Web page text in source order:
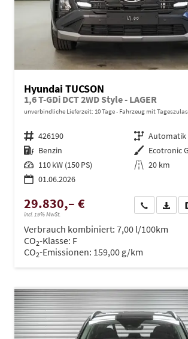
Hyundai TUCSON
1,6 T-GDi DCT 2WD Style - LAGER
unverbindliche Lieferzeit: 10 Tage Fahrzeug mit
Fahrzeugnr. 426190 Getriebe Automatik
Kraftstoff Benzin Außenfarbe Ecotronic
Leistung 110 kW (150 PS) Kilometerstand 20 km
01.06.2026
29.830,– €
incl. 19% MwSt.
Wir rufen Sie
Verbrauch kombiniert: 7,00 l/100km
CO2-Klasse: F
CO2-Emissionen: 159,00 g/km